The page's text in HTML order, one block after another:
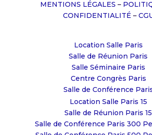
Location Salle Paris
Salle de Réunion Paris
Salle Séminaire Paris
Centre Congrès Paris
Salle de Conférence
MENTIONS LÉGALES –
CONFIDENTIALITÉ –
Location Salle Paris 15
Salle de Réunion Paris 15
Salle de Conférence Paris 300